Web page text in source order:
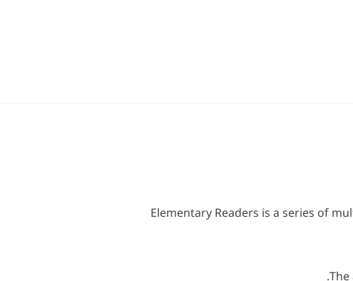
Elementary Readers is a series of